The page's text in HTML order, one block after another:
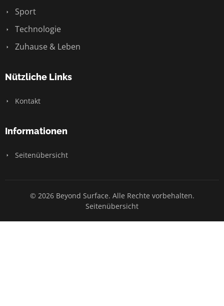
Sport
Technologie
Zuhause & Leben
Nützliche Links
Kontakt
Informationen
Seitenübersicht
© 2026 Beyond Surface. Alle Rechte vorbehalten.
Seitenübersicht